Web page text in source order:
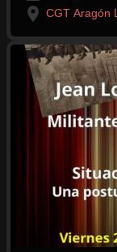
CGT Aragón